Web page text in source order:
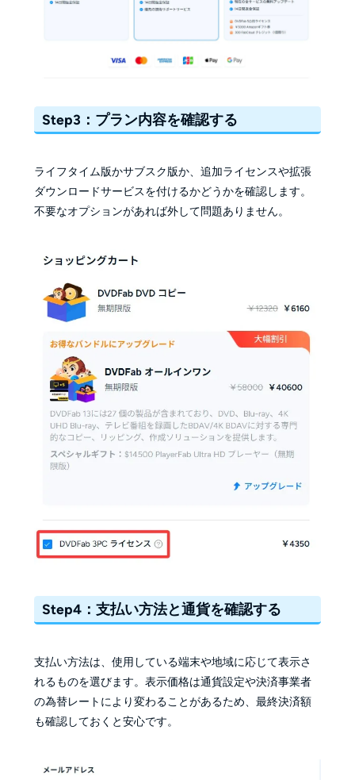
Step3：プラン内容を確認する
ライフタイム版かサブスク版か、追加ライセンスや拡張
ダウンロードサービスを付けるかどうかを確認します。
不要なオプションがあれば外して問題ありません。
Step4：支払い方法と通貨を確認する
支払い方法は、使用している端末や地域に応じて表示さ
れるものを選びます。表示価格は通貨設定や決済事業者
の為替レートにより変わることがあるため、最終決済額
も確認しておくと安心です。